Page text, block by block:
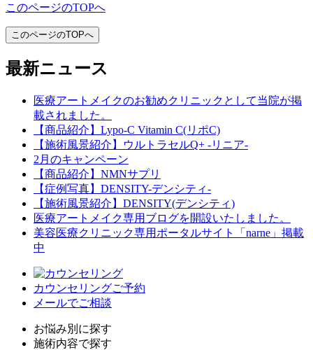
このページのTOPへ
このページのTOPへ
最新ニュース
医療アートメイクのお勧めクリニックとして当院が掲
載されました。
【商品紹介】Lypo-C Vitamin C(リポC)
【施術風景紹介】ウルトラセルQ+ -リニア-
2月のキャンペーン
【商品紹介】NMNサプリ
【症例写真】DENSITY-デンシティ-
【施術風景紹介】DENSITY(デンシティ)
医療アートメイク専用ブログを開設いたしました。
美容医療クリニック専用ポータルサイト「narne」掲載
中
カウンセリングご予約
メールでご相談
お悩み別に探す
施術内容で探す